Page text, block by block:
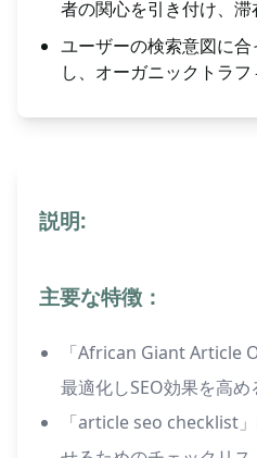
者の関心を引き付け、滞
ユーザーの検索意図に
し、オーガニックトラフ
説明:
主要な特徴：
「African Giant Article
最適化しSEO効果を高め
「article seo checklist